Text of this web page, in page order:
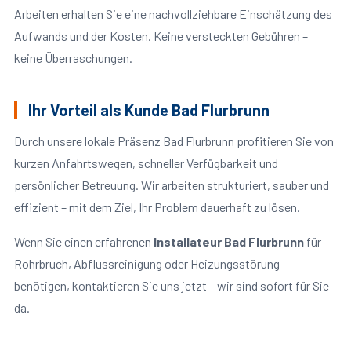
Arbeiten erhalten Sie eine nachvollziehbare Einschätzung des
Aufwands und der Kosten. Keine versteckten Gebühren –
keine Überraschungen.
Ihr Vorteil als Kunde Bad Flurbrunn
Durch unsere lokale Präsenz Bad Flurbrunn profitieren Sie von
kurzen Anfahrtswegen, schneller Verfügbarkeit und
persönlicher Betreuung. Wir arbeiten strukturiert, sauber und
effizient – mit dem Ziel, Ihr Problem dauerhaft zu lösen.
Wenn Sie einen erfahrenen Installateur Bad Flurbrunnfür
Rohrbruch, Abflussreinigung oder Heizungsstörung
benötigen, kontaktieren Sie uns jetzt – wir sind sofort für Sie
da.